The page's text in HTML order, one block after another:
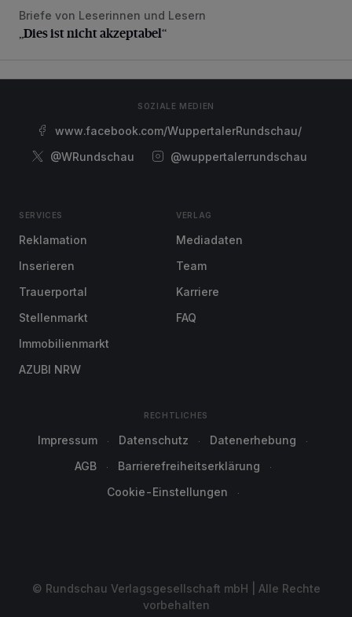
„Dies ist nicht akzeptabel“
Briefe von Leserinnen und Lesern
„Dies ist nicht akzeptabel“
SOZIALE MEDIEN
www.facebook.com/WuppertalerRundschau/
@WRundschau
@wuppertalerrundschau
SERVICES
Reklamation
Inserieren
Trauerportal
Stellenmarkt
Immobilienmarkt
AZUBI NRW
VERLAG
Mediadaten
Team
Karriere
FAQ
RECHTLICHES
Impressum Datenschutz
Datenerhebung
AGB
Barrierefreiheitserklärung
Cookie-Einstellungen
© Rundschau Verlagsgesellschaft mbH | Alle Rechte
vorbehalten